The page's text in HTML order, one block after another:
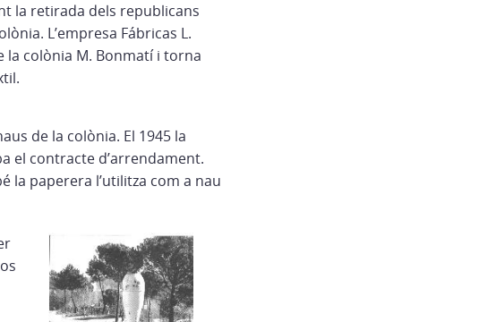
la retirada dels republicans
L’empresa Fábricas L.
la colònia M. Bonmatí i torna
de la colònia. El 1945 la
el contracte d’arrendament.
la paperera l’utilitza com a nau